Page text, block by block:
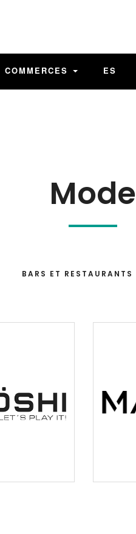
COMMERCES ES
Mode
BARS ET RESTAURANTS